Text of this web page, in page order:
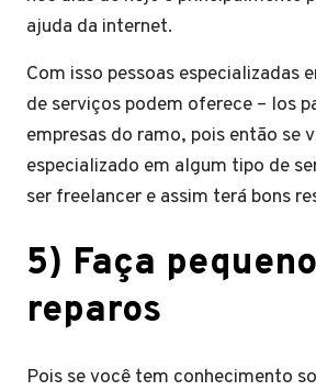
ajuda da internet.
Com isso pessoas especializadas
de serviços podem oferece – los
empresas do ramo, pois então se
especializado em algum tipo de
ser freelancer e assim terá bons
5) Faça
reparos
Pois se você tem conhecimento